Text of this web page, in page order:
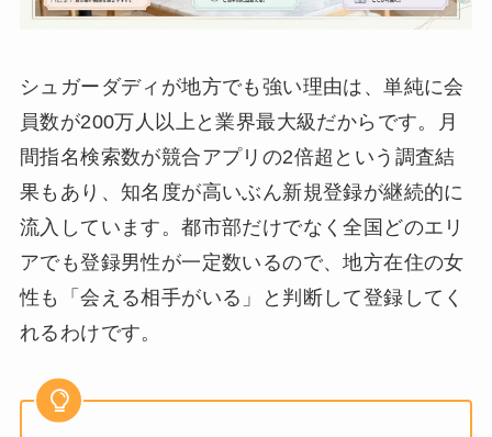
シュガーダディが地方でも強い理由は、単純に会
員数が200万人以上と業界最大級だからです。月
間指名検索数が競合アプリの2倍超という調査結
果もあり、知名度が高いぶん新規登録が継続的に
流入しています。都市部だけでなく全国どのエリ
アでも登録男性が一定数いるので、地方在住の女
性も「会える相手がいる」と判断して登録してく
れるわけです。